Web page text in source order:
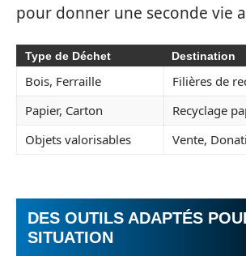
pour donner une seconde vie
Type de Déchet Destination
Bois, Ferraille
Filières de
Papier, Carton
Recyclage
Objets valorisables
Vente,
DES OUTILS ADAPTÉS
SITUATION